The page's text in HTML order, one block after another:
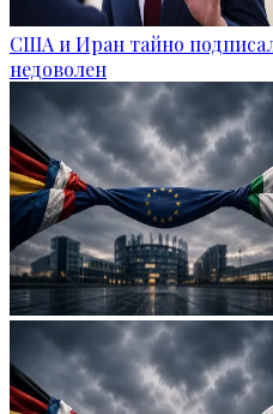
США и Иран тайно
недоволен